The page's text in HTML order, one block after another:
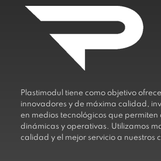
Plastimodul tiene como objetivo
innovadores y de máxima calidad,
en medios tecnológicos que permiten
dinámicas y operativas. Utilizamos
calidad y el mejor servicio a nuestros